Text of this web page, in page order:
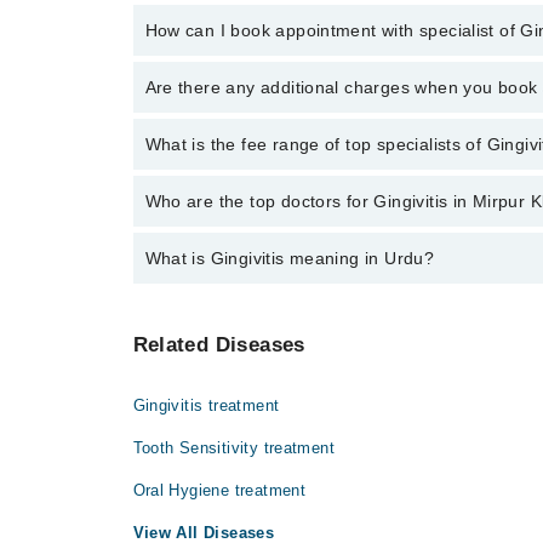
How can I book appointment with specialist of
Click Here To book your appointment with a
Are there any additional charges when you
No, there are no extra charges to book an
What is the fee range of top specialists of
The fee for specialists of Gingivitis in mirpur khas
Who are the top doctors for Gingivitis in Mirpur
Top 1 Gingivitis Doctors in Mirpur Khas are:
What is Gingivitis meaning in Urdu?
معمولی نہیںس سمجھنا چاہیۓ اور علاج کروا لینا
کچھ اس طرح سے ہو سکتی ہیں
مسوڑھوں کا جگہ چھوڑ دینا
مسوڑھوں سے خون آنا
منہ کی بدبو
Related Diseases
Gingivitis treatment
Tooth Sensitivity treatment
Oral Hygiene treatment
View All Diseases